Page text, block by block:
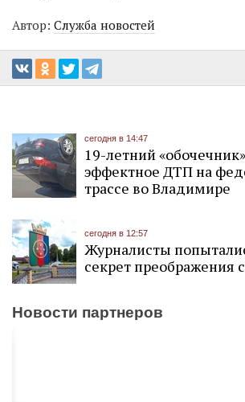
Автор: Служба новостей
сегодня в 14:47
19-летний
эффектное ДТП на
трассе во Владимире
сегодня в 12:57
Журналисты
секрет преображения
Новости партнеров